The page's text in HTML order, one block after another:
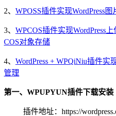
2、 WPOSS插件实现WordPress
3、 WPCOS插件实现WordPress
COS对象存储
4、 WordPress + WPQiNiu插件
管理
第一、WPUPYUN插件下载安装
插件地址：https://